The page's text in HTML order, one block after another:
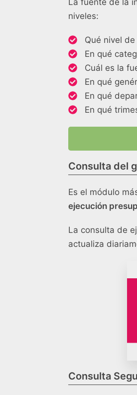
La fuente de la
niveles:
Qué nivel
En qué
Cuál es la
En qué
En qué
En qué
Consulta del
Es el módulo
ejecución
La consulta de
actualiza
Consulta